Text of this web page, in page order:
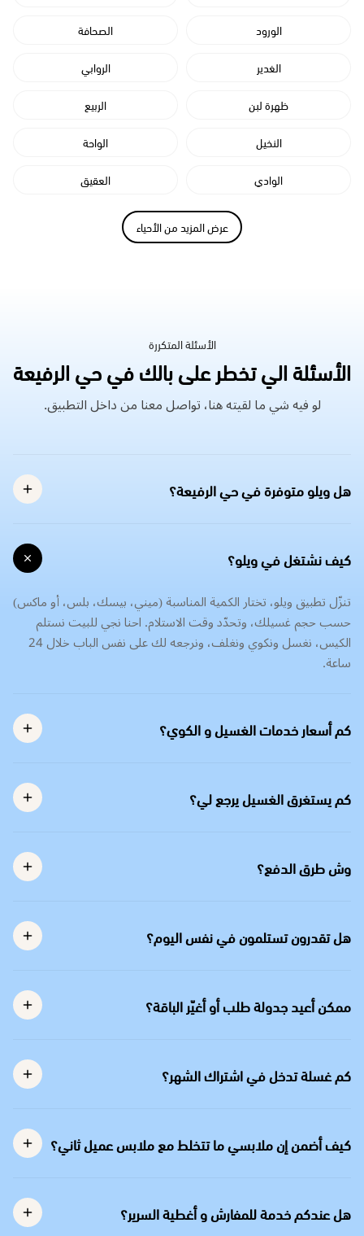
الورود
الصحافة
الغدير
الروابي
ظهرة لبن
الربيع
النخيل
الواحة
الوادي
العقيق
عرض المزيد من الأحياء
الأسئلة المتكررة
الأسئلة الي تخطر على بالك في حي الرفيعة
لو فيه شي ما لقيته هنا، تواصل معنا من داخل التطبيق.
هل ويلو متوفرة في حي الرفيعة؟
كيف نشتغل في ويلو؟
تنزّل تطبيق ويلو، تختار الكمية المناسبة (ميني، بيسك، بلس، أو ماكس)
حسب حجم غسيلك، وتحدّد وقت الاستلام. احنا نجي للبيت نستلم
الكيس، نغسل ونكوي ونغلف، ونرجعه لك على نفس الباب خلال 24
ساعة.
كم أسعار خدمات الغسيل و الكوي؟
كم يستغرق الغسيل يرجع لي؟
وش طرق الدفع؟
هل تقدرون تستلمون في نفس اليوم؟
ممكن أعيد جدولة طلب أو أغيّر الباقة؟
كم غسلة تدخل في اشتراك الشهر؟
كيف أضمن إن ملابسي ما تتخلط مع ملابس عميل ثاني؟
هل عندكم خدمة للمفارش و أغطية السرير؟